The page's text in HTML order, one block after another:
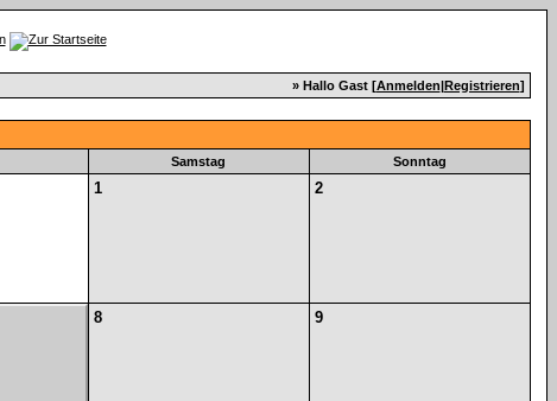
» Hallo Gast [Anmelden|Registrieren]
Samstag Sonntag
1 2
8 9